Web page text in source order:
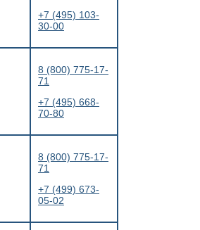
+7 (495) 103-
30-00
8 (800) 775-17-
71
+7 (495) 668-
70-80
8 (800) 775-17-
71
+7 (499) 673-
05-02